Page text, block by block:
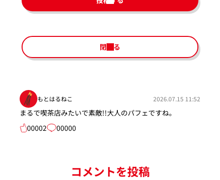
閉じる
もとはるねこ 2026.07.15 11:52
まるで喫茶店みたいで素敵!!大人のパフェですね。
00002
00000
コメントを投稿